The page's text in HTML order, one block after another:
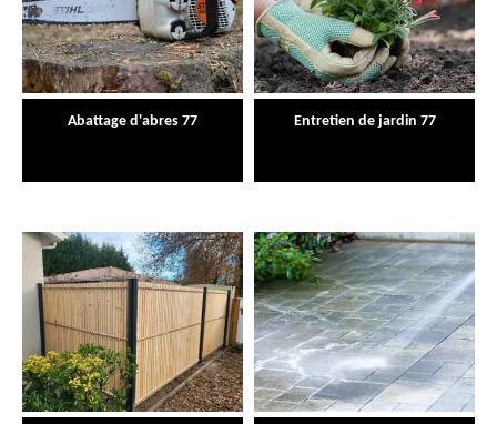
Abattage d'abres 77 Entretien de jardin 77